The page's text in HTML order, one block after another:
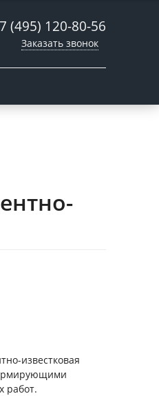
(495) 120-80-56
Заказать звонок
известковая
работ.